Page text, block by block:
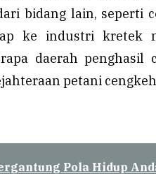
bidang lain, seperti
ke industri kretek
daerah penghasil
petani
Pola Hidup